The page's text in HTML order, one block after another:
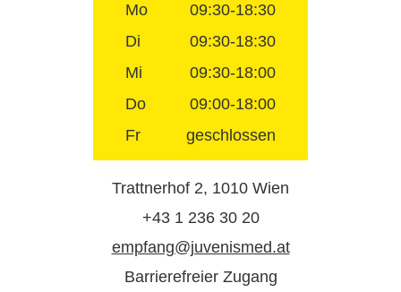
Mo
09:30-18:30
Di
09:30-18:30
Mi
09:30-18:00
Do
09:00-18:00
Fr
geschlossen
Trattnerhof 2, 1010 Wien
+43 1 236 30 20
empfang@juvenismed.at
Barrierefreier Zugang